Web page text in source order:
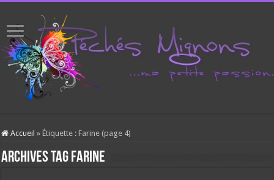
Accueil » Étiquette :Farine (page 4)
Archives tagFarine